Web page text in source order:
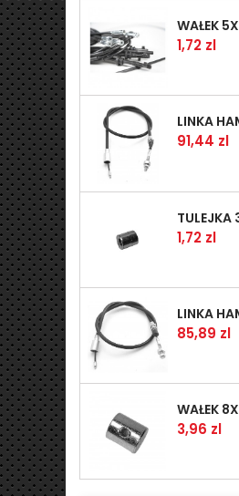
Kaina
1,72 zl
Kaina
91,44 zl
Kaina
1,72 zl
Kaina
85,89 zl
Kaina
3,96 zl